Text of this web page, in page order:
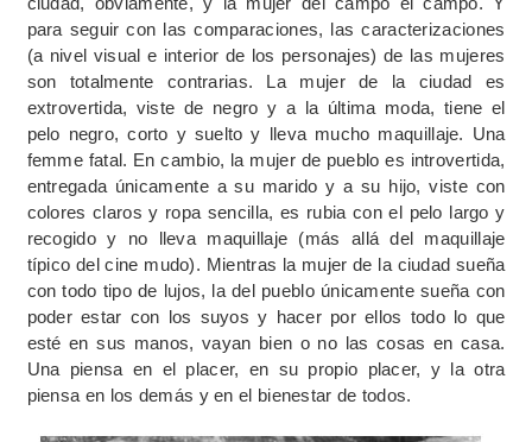
para seguir con las comparaciones, las caracterizaciones
(a nivel visual e interior de los personajes) de las mujeres
son totalmente contrarias. La mujer de la ciudad es
extrovertida, viste de negro y a la última moda, tiene el
pelo negro, corto y suelto y lleva mucho maquillaje. Una
femme fatal. En cambio, la mujer de pueblo es introvertida,
entregada únicamente a su marido y a su hijo, viste con
colores claros y ropa sencilla, es rubia con el pelo largo y
recogido y no lleva maquillaje (más allá del maquillaje
típico del cine mudo). Mientras la mujer de la ciudad sueña
con todo tipo de lujos, la del pueblo únicamente sueña con
poder estar con los suyos y hacer por ellos todo lo que
esté en sus manos, vayan bien o no las cosas en casa.
Una piensa en el placer, en su propio placer, y la otra
piensa en los demás y en el bienestar de todos.